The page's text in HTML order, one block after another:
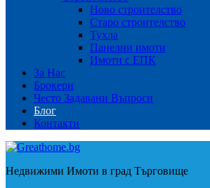
Ново строителство
Старо строителство
Тухла
Панелни имоти
Имоти с ЕПК
За Нас
Брокери
Често Задавани Въпроси
Блог
Контакти
Недвижими Имоти в град Търговище